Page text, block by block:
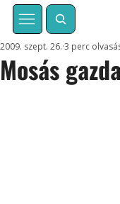
Mosás
2009. szept. 26. 3 perc